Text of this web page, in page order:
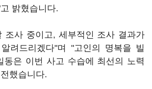
밝혔습니다.
조사 중이고, 세부적인 조사 결과가
려드리겠다"며 "고인의 명복을 빌
동은 이번 사고 수습에 최선의 노력
했습니다.